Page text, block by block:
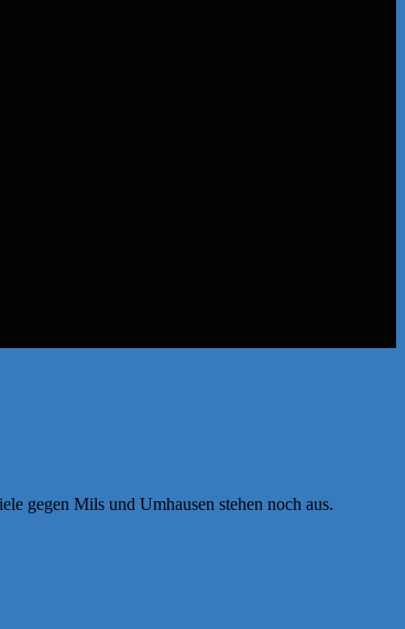
gegen Mils und Umhausen stehen noch aus.